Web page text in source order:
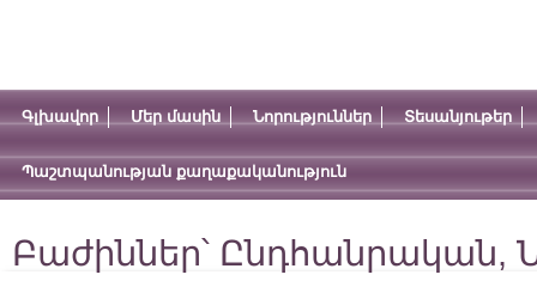
Գլխավոր Մեր մասին Նորություններ Տեսանյութեր
Պաշտպանության քաղաքականություն
Բաժիններ՝ Ընդհանրական,